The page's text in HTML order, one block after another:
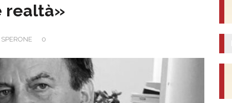
realtà»
SPERONE 0